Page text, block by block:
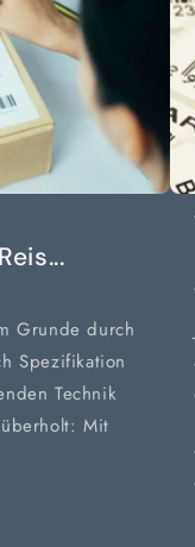
Grunde durch
Spezifikation
Technik
Mit